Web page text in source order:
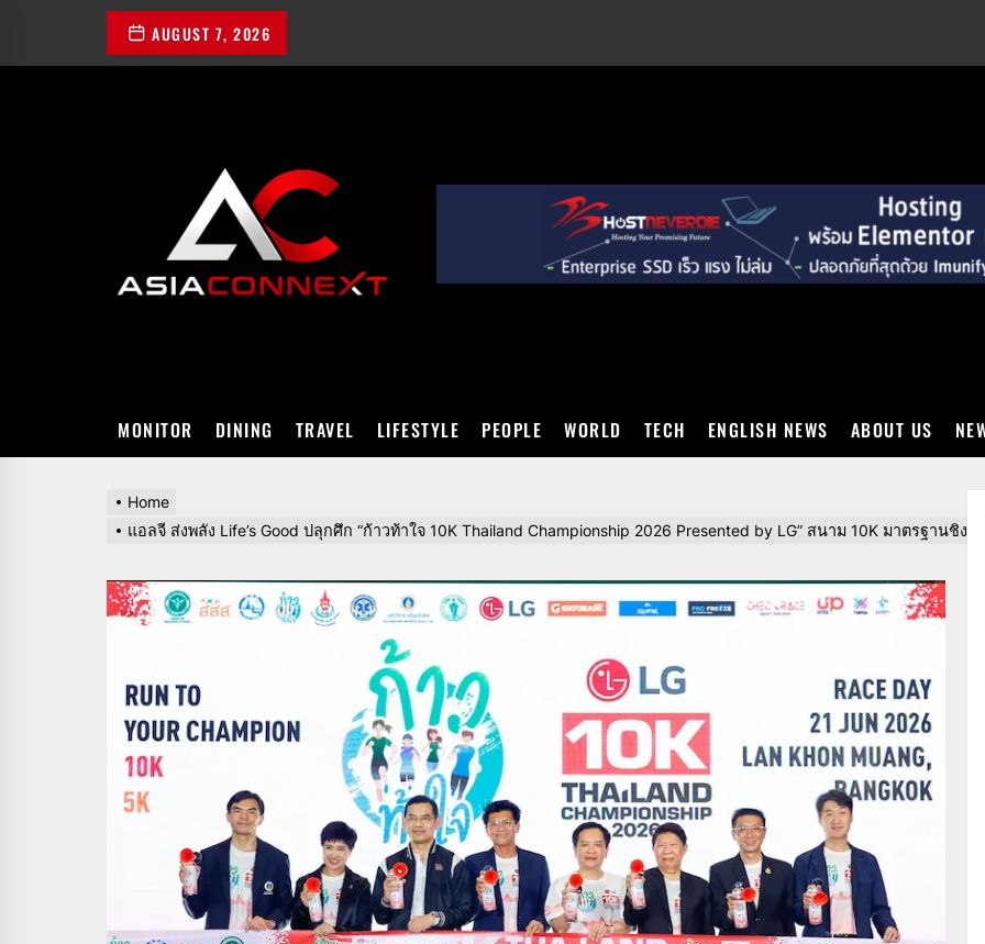
the
AUGUST 7, 2026
MONITOR DINING TRAVEL LIFESTYLE PEOPLE WORLD TECH ENGLISH NEWS ABOUT US
Home
แอลจี ส่งพลัง Life’s Good ปลุกศึก “ก้าวท้าใจ 10K Thailand Championship 2026 Presented by LG” สนาม 10K มาตรฐานชิง